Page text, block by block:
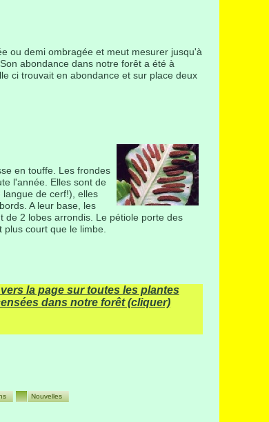
ou demi ombragée et meut mesurer jusqu'à
abondance dans notre forêt a été à
ci trouvait en abondance et sur place deux
en touffe. Les frondes
l'année. Elles sont de
de cerf!), elles
A leur base, les
2 lobes arrondis. Le pétiole porte des
court que le limbe.
Nouvelles
la page sur toutes les plantes
dans notre forêt (cliquer)